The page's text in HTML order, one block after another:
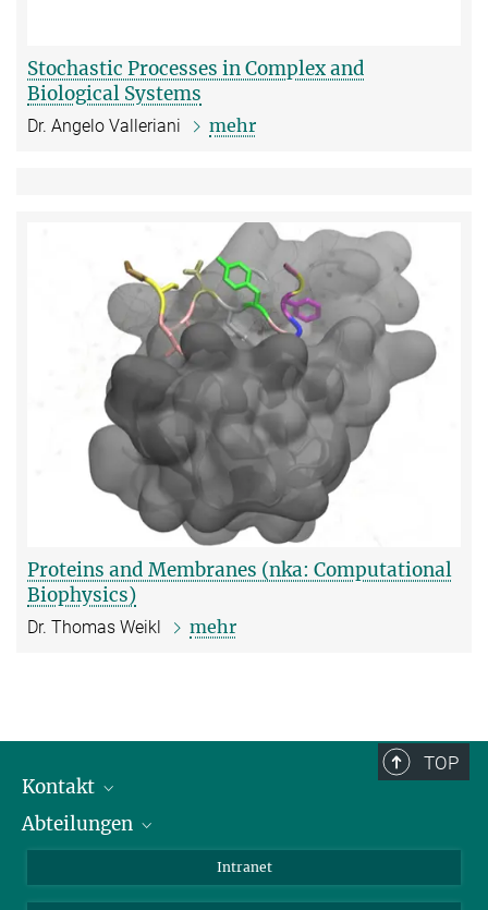
Stochastic Processes in Complex and
Biological Systems
Dr. Angelo Valleriani mehr
Proteins and Membranes (nka: Computational
Biophysics)
Dr. Thomas Weikl mehr
TOP
Kontakt
Mitarbeiterverzeichnis
Abteilungen
Biomolekulare Systeme
Intranet